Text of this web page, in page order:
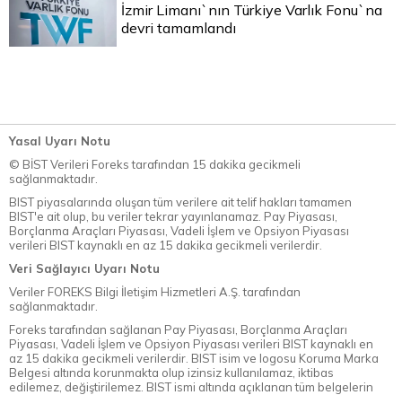
İzmir Limanı`nın Türkiye Varlık Fonu`na
devri tamamlandı
Yasal Uyarı Notu
© BİST Verileri Foreks tarafından 15 dakika gecikmeli
sağlanmaktadır.
BIST piyasalarında oluşan tüm verilere ait telif hakları tamamen
BIST'e ait olup, bu veriler tekrar yayınlanamaz. Pay Piyasası,
Borçlanma Araçları Piyasası, Vadeli İşlem ve Opsiyon Piyasası
verileri BIST kaynaklı en az 15 dakika gecikmeli verilerdir.
Veri Sağlayıcı Uyarı Notu
Veriler FOREKS Bilgi İletişim Hizmetleri A.Ş. tarafından
sağlanmaktadır.
Foreks tarafından sağlanan Pay Piyasası, Borçlanma Araçları
Piyasası, Vadeli İşlem ve Opsiyon Piyasası verileri BIST kaynaklı en
az 15 dakika gecikmeli verilerdir. BIST isim ve logosu Koruma Marka
Belgesi altında korunmakta olup izinsiz kullanılamaz, iktibas
edilemez, değiştirilemez. BIST ismi altında açıklanan tüm belgelerin